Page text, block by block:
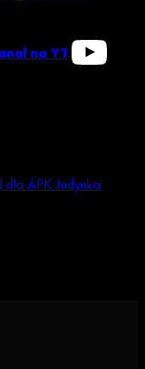
na YT
APK Jedynka